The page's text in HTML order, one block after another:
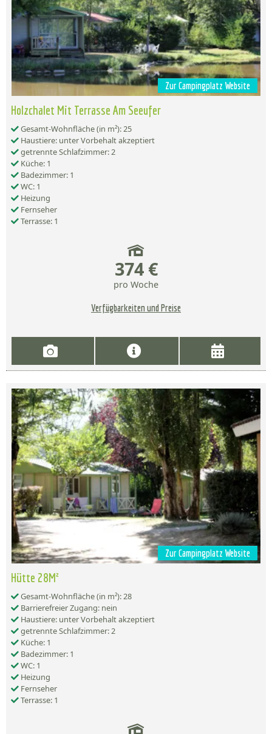
Zur Campingplatz Website
Holzchalet Mit Terrasse Am Seeufer
Gesamt-Wohnfläche (in m²): 25
Haustiere: unter Vorbehalt akzeptiert
getrennte Schlafzimmer: 2
Küche: 1
Badezimmer: 1
WC: 1
Heizung
Fernseher
Terrasse: 1
374 €
pro Woche
Verfügbarkeiten und Preise
Zur Campingplatz Website
Hütte 28M²
Gesamt-Wohnfläche (in m²): 28
Barrierefreier Zugang: nein
Haustiere: unter Vorbehalt akzeptiert
getrennte Schlafzimmer: 2
Küche: 1
Badezimmer: 1
WC: 1
Heizung
Fernseher
Terrasse: 1